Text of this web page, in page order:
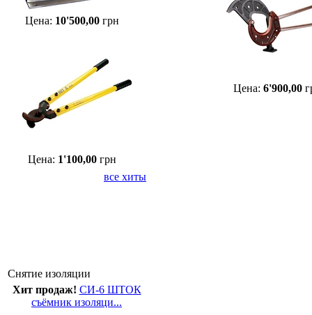
Цена: 10'500,00 грн
Цена: 1'100,00 грн
все хиты
Снятие изоляции
Хит продаж! СИ-6 ШТОК
съёмник изоляци...
Цена: 6'900,00